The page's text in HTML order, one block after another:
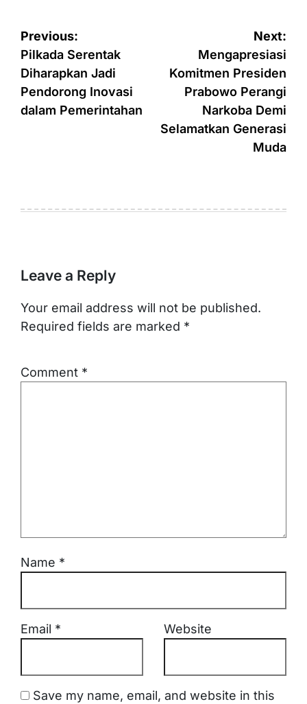
Post
navigation
Previous:
Pilkada Serentak
Diharapkan Jadi
Pendorong Inovasi
dalam Pemerintahan
Next:
Mengapresiasi
Komitmen Presiden
Prabowo Perangi
Narkoba Demi
Selamatkan Generasi
Muda
Leave a Reply
Your email address will not be published.
Required fields are marked *
Comment *
Name *
Email * Website
Save my name, email, and website in this